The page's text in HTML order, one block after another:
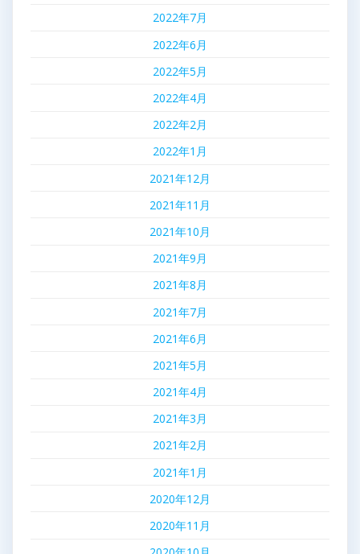
2022年7月
2022年6月
2022年5月
2022年4月
2022年2月
2022年1月
2021年12月
2021年11月
2021年10月
2021年9月
2021年8月
2021年7月
2021年6月
2021年5月
2021年4月
2021年3月
2021年2月
2021年1月
2020年12月
2020年11月